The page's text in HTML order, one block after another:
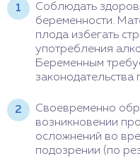
Соблюдать
беременности.
плода избегать
употребления
Беременным
законодательства
Своевременно
возникновении
осложнений во
подозрении (по